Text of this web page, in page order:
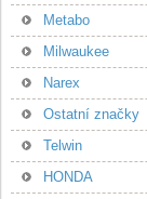
Metabo
Milwaukee
Narex
Ostatní značky
Telwin
HONDA